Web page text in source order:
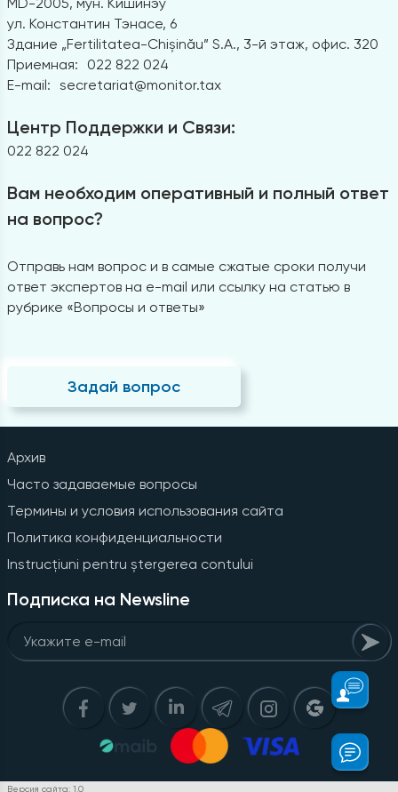
ул. Константин Тэнасе, 6
Здание „Fertilitatea-Chișinău” S.A., 3-й этаж, офис. 320
Приемная:
022 822 024
E-mail: secretariat@monitor.tax
Центр Поддержки и Связи:
022 822 024
Вам необходим оперативный и полный ответ
на вопрос?
Отправь нам вопрос и в самые сжатые сроки получи
ответ экспертов на e-mail или ссылку на статью в
рубрике «Вопросы и ответы»
Задай вопрос
Архив
Часто задаваемые вопросы
Термины и условия использования сайта
Политика конфиденциальности
Instrucțiuni pentru ștergerea contului
Подписка на Newsline
Версия сайта: 1.0